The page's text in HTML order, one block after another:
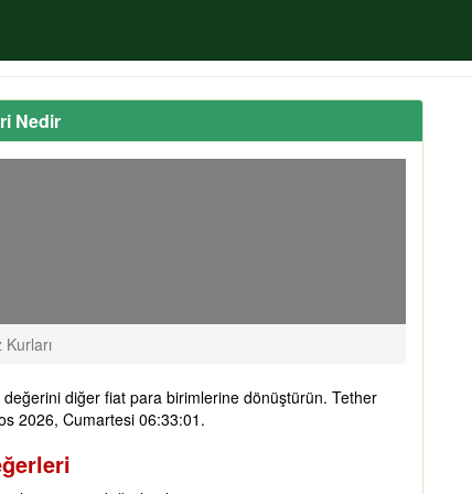
Nedir
diğer fiat para birimlerine dönüştürün. Tether
2026, Cumartesi 06:33:01.